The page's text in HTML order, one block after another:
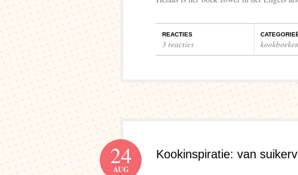
REACTIES
3 reacties kookboeken
Kookinspiratie: van
24
AUG